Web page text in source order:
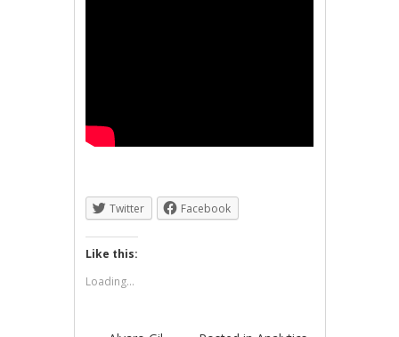
Twitter Facebook
Like this:
Loading...